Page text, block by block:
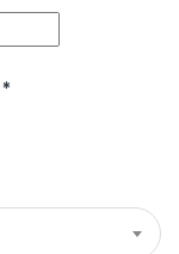
*